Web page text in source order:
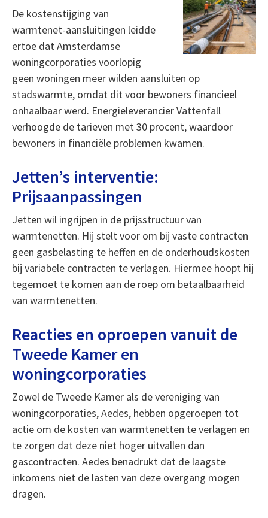
De kostenstijging van
warmtenet-aansluitingen leidde
ertoe dat Amsterdamse
woningcorporaties voorlopig
geen woningen meer wilden aansluiten op
stadswarmte, omdat dit voor bewoners financieel
onhaalbaar werd. Energieleverancier Vattenfall
verhoogde de tarieven met 30 procent, waardoor
bewoners in financiële problemen kwamen.
Jetten’s interventie:
Prijsaanpassingen
Jetten wil ingrijpen in de prijsstructuur van
warmtenetten. Hij stelt voor om bij vaste contracten
geen gasbelasting te heffen en de onderhoudskosten
bij variabele contracten te verlagen. Hiermee hoopt hij
tegemoet te komen aan de roep om betaalbaarheid
van warmtenetten.
Reacties en oproepen vanuit de
Tweede Kamer en
woningcorporaties
Zowel de Tweede Kamer als de vereniging van
woningcorporaties, Aedes, hebben opgeroepen tot
actie om de kosten van warmtenetten te verlagen en
te zorgen dat deze niet hoger uitvallen dan
gascontracten. Aedes benadrukt dat de laagste
inkomens niet de lasten van deze overgang mogen
dragen.